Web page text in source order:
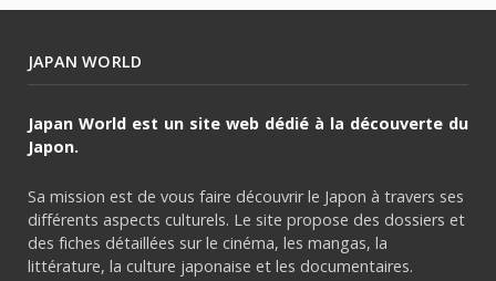
JAPAN WORLD
Japan World est un site web dédié à la découverte du
Japon.
Sa mission est de vous faire découvrir le Japon à travers ses
différents aspects culturels. Le site propose des dossiers et
des fiches détaillées sur le cinéma, les mangas, la
littérature, la culture japonaise et les documentaires.